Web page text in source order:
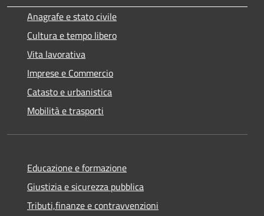
Anagrafe e stato civile
Cultura e tempo libero
Vita lavorativa
Imprese e Commercio
Catasto e urbanistica
Mobilità e trasporti
Educazione e formazione
Giustizia e sicurezza pubblica
Tributi,finanze e contravvenzioni